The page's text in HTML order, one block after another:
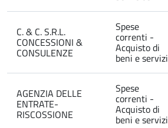
C. & C. S.R.L.
CONCESSIONI &
CONSULENZE
Spese
correnti -
Acquisto di
beni e servizi
AGENZIA DELLE
ENTRATE-
RISCOSSIONE
Spese
correnti -
Acquisto di
beni e servizi